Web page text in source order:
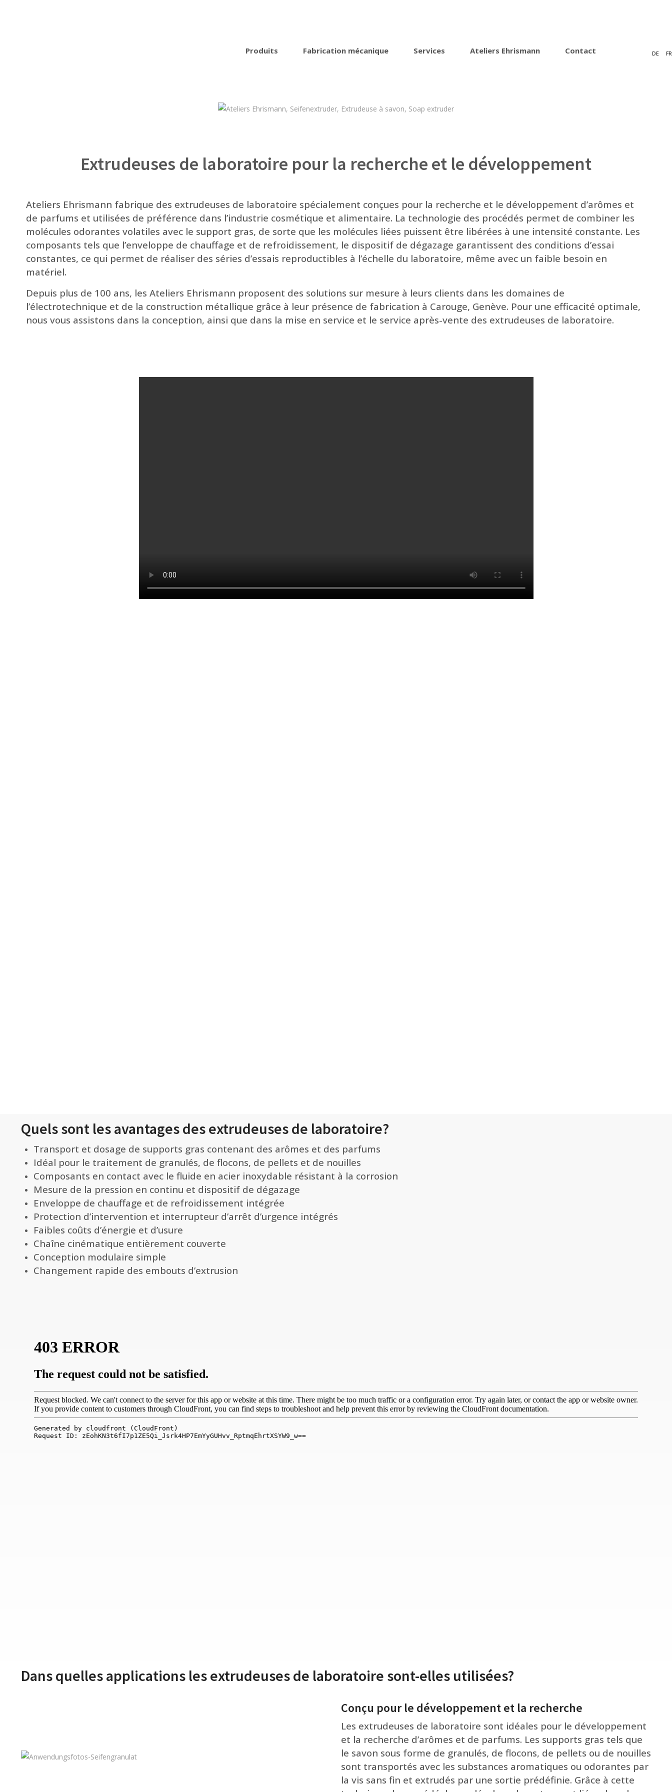
Produits Fabrication mécanique Services Ateliers Ehrismann Contact DE FR
Extrudeuses de laboratoire pour la recherche et le développement
Ateliers Ehrismann fabrique des extrudeuses de laboratoire spécialement conçues pour la recherche et le développement d’arômes et
de parfums et utilisées de préférence dans l’industrie cosmétique et alimentaire. La technologie des procédés permet de combiner les
molécules odorantes volatiles avec le support gras, de sorte que les molécules liées puissent être libérées à une intensité constante. Les
composants tels que l’enveloppe de chauffage et de refroidissement, le dispositif de dégazage garantissent des conditions d’essai
constantes, ce qui permet de réaliser des séries d’essais reproductibles à l’échelle du laboratoire, même avec un faible besoin en
matériel.
Depuis plus de 100 ans, les Ateliers Ehrismann proposent des solutions sur mesure à leurs clients dans les domaines de
l’électrotechnique et de la construction métallique grâce à leur présence de fabrication à Carouge, Genève. Pour une efficacité optimale,
nous vous assistons dans la conception, ainsi que dans la mise en service et le service après-vente des extrudeuses de laboratoire.
Quels sont les avantages des extrudeuses de laboratoire?
Transport et dosage de supports gras contenant des arômes et des parfums
Idéal pour le traitement de granulés, de flocons, de pellets et de nouilles
Composants en contact avec le fluide en acier inoxydable résistant à la corrosion
Mesure de la pression en continu et dispositif de dégazage
Enveloppe de chauffage et de refroidissement intégrée
Protection d’intervention et interrupteur d’arrêt d’urgence intégrés
Faibles coûts d’énergie et d’usure
Chaîne cinématique entièrement couverte
Conception modulaire simple
Changement rapide des embouts d’extrusion
Dans quelles applications les extrudeuses de laboratoire sont-elles utilisées?
Conçu pour le développement et la recherche
Les extrudeuses de laboratoire sont idéales pour le développement
et la recherche d’arômes et de parfums. Les supports gras tels que
le savon sous forme de granulés, de flocons, de pellets ou de nouilles
sont transportés avec les substances aromatiques ou odorantes par
la vis sans fin et extrudés par une sortie prédéfinie. Grâce à cette